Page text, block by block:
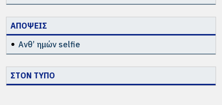
ΑΠΟΨΕΙΣ
Ανθ’ ημών selfie
ΣΤΟΝ ΤΥΠΟ